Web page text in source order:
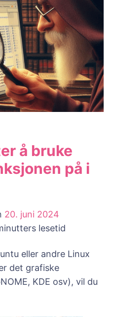
å bruke
på i
20. juni 2024
lesetid
eller andre Linux
det grafiske
KDE osv), vil du